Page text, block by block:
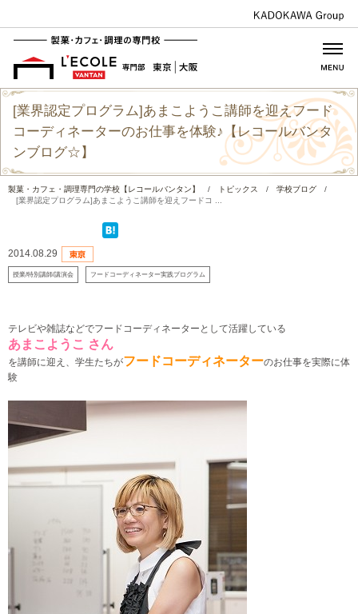
[業界認定プログラム]あまこようこ講師を迎えフード
コーディネーターのお仕事を体験♪【レコールバンタ
ンブログ☆】
製菓・カフェ・調理専門の学校【レコールバンタン】 / トピックス / 学校ブログ
/
[業界認定プログラム]あまこようこ講師を迎えフードコ ...
2014.08.29
授業/特別講師/講演会 フードコーディネーター実践プログラム
テレビや雑誌などでフードコーディネーターとして活躍している
あまこようこ さん
を講師に迎え、学生たちがフードコーディネーターのお仕事を実際に体
験